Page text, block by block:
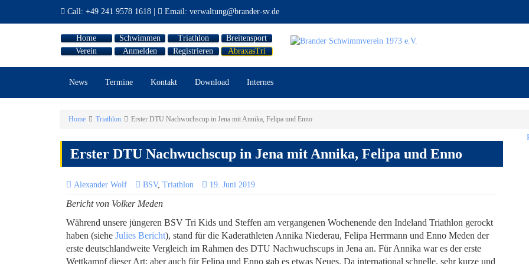
Call: +49 241 9578 1618 Email: verwaltung@brander-sv.de
Home Schwimmen Triathlon
Breitensport
Verein
Anmelden Registrieren AbraxasTri
News Termine Kontakt Download Internes
Home Triathlon Erster DTU Nachwuchscup in Jena mit Annika, Felipa und Enno
Erster DTU Nachwuchscup in Jena mit Annika, Felipa und Enno
Alexander Wolf BSV, Triathlon 19. Juni 2019
Bericht von Volker Meden
Während unsere jüngeren BSV Tri Kids und Steffen am vergangenen Wochenende den Indeland Triathlon gerockt
haben (siehe Julies Bericht), stand für die Kaderathleten Annika Niederau, Felipa Herrmann und Enno Meden der
erste deutschlandweite Vergleich im Rahmen des DTU Nachwuchscups in Jena an. Für Annika war es der erste
Wettkampf dieser Art; aber auch für Felipa und Enno gab es etwas Neues. Da international schnelle, sehr kurze und